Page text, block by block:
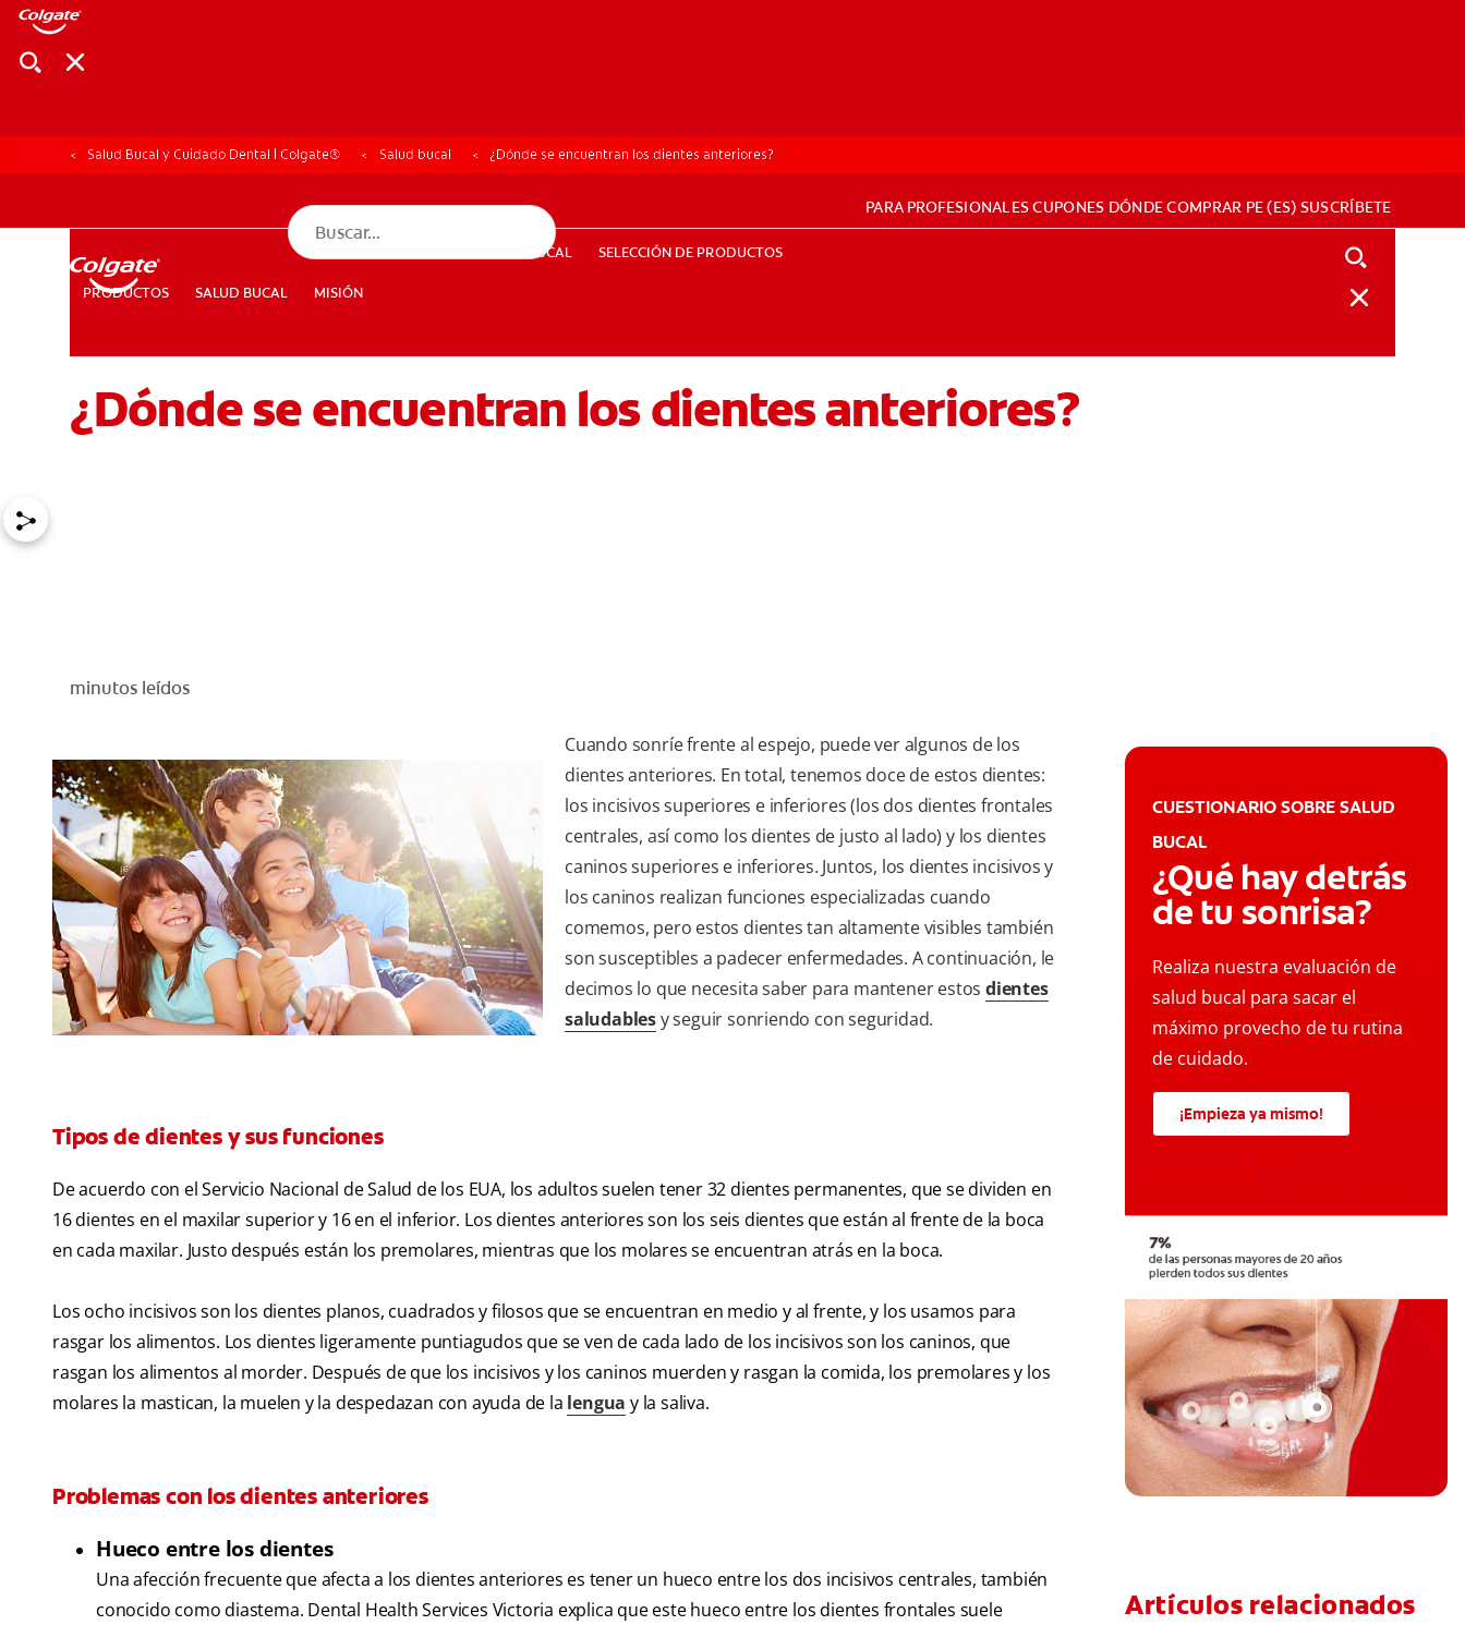
PRODUCTOS
CHEQUEO DE SALUD BUCAL
PARA PROFESIONALES CUPONES DÓNDE COMPRAR PE (ES) SUSCRÍBETE
PARA PROFESIONALESCUPONES DÓNDE COMPRAR PE (ES) SUSCRÍBETE
PRODUCTOS SALUD BUCAL MISIÓN
CHEQUEO DE SALUD BUCAL SELECCIÓN DE PRODUCTOS
Salud Bucal y Cuidado Dental | Colgate® Salud bucal ¿Dónde se encuentran los dientes anteriores?
¿Dónde se encuentran los dientes anteriores?
minutos leídos
Cuando sonríe frente al espejo, puede ver algunos de los
dientes anteriores. En total, tenemos doce de estos dientes:
los incisivos superiores e inferiores (los dos dientes frontales
centrales, así como los dientes de justo al lado) y los dientes
caninos superiores e inferiores. Juntos, los dientes incisivos y
los caninos realizan funciones especializadas cuando
comemos, pero estos dientes tan altamente visibles también
son susceptibles a padecer enfermedades. A continuación, le
decimos lo que necesita saber para mantener estos dientes
saludablesy seguir sonriendo con seguridad.
Tipos de dientes y sus funciones
De acuerdo con el Servicio Nacional de Salud de los EUA, los adultos suelen tener 32 dientes permanentes, que se dividen en
16 dientes en el maxilar superior y 16 en el inferior. Los dientes anteriores son los seis dientes que están al frente de la boca
en cada maxilar. Justo después están los premolares, mientras que los molares se encuentran atrás en la boca.
Los ocho incisivos son los dientes planos, cuadrados y filosos que se encuentran en medio y al frente, y los usamos para
rasgar los alimentos. Los dientes ligeramente puntiagudos que se ven de cada lado de los incisivos son los caninos, que
rasgan los alimentos al morder. Después de que los incisivos y los caninos muerden y rasgan la comida, los premolares y los
molares la mastican, la muelen y la despedazan con ayuda de la lengua y la saliva.
Problemas con los dientes anteriores
Hueco entre los dientes
Una afección frecuente que afecta a los dientes anteriores es tener un hueco entre los dos incisivos centrales, también
conocido como diastema. Dental Health Services Victoria explica que este hueco entre los dientes frontales suele
CUESTIONARIO SOBRE SALUD
BUCAL
¿Qué hay detrás
de tu sonrisa?
Realiza nuestra evaluación de
salud bucal para sacar el
máximo provecho de tu rutina
de cuidado.
¡Empieza ya mismo!
Artículos relacionados